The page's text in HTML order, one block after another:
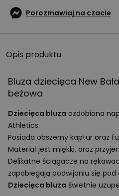
Porozmawiaj na czacie
Opis produktu
Bluza dziecięca New
beżowa
Dziecięca bluza ozdobiona
Athletics.
Posiada obszerny kaptur oraz
Materiał jest miękki, oraz
Delikatne ściągacze na
zapobiegają podwijaniu się pod
Dziecięca bluza świetnie